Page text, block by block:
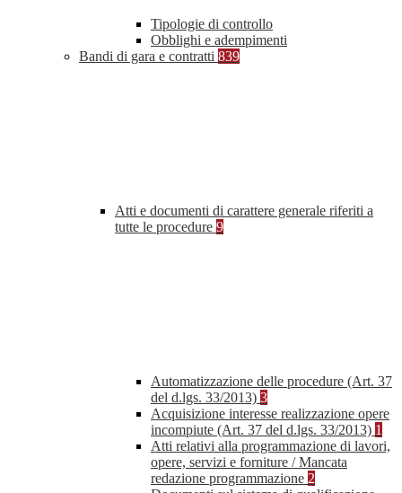
Tipologie di controllo
Obblighi e adempimenti
Bandi di gara e contratti 839
Atti e documenti di carattere generale riferiti a
tutte le procedure 9
Automatizzazione delle procedure (Art. 37
del d.lgs. 33/2013) 3
Acquisizione interesse realizzazione opere
incompiute (Art. 37 del d.lgs. 33/2013) 1
Atti relativi alla programmazione di lavori,
opere, servizi e forniture / Mancata
redazione programmazione 2